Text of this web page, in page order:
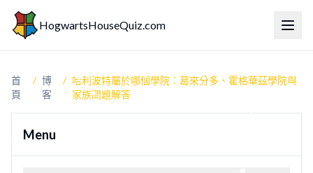
HogwartsHouseQuiz.com 切換
首
頁
/ 博
客
/ 哈利波特屬於哪個學院：葛來分多、霍格華茲學院與
家族問題解答
Menu